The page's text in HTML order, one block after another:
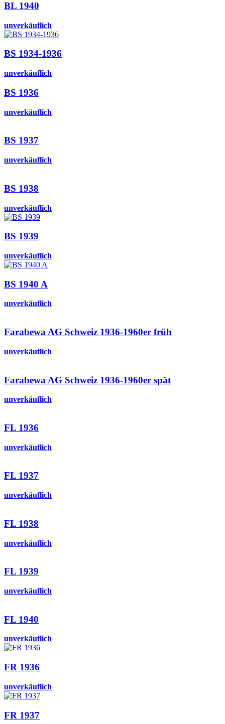
BL 1940
unverkäuflich
BS 1934-1936
unverkäuflich
BS 1936
unverkäuflich
BS 1937
unverkäuflich
BS 1938
unverkäuflich
BS 1939
unverkäuflich
BS 1940 A
unverkäuflich
Farabewa AG Schweiz 1936-1960er früh
unverkäuflich
Farabewa AG Schweiz 1936-1960er spät
unverkäuflich
FL 1936
unverkäuflich
FL 1937
unverkäuflich
FL 1938
unverkäuflich
FL 1939
unverkäuflich
FL 1940
unverkäuflich
FR 1936
unverkäuflich
FR 1937